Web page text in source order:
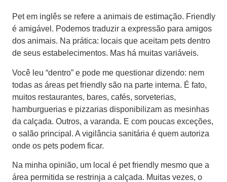
Pet em inglês se refere a animais de estimação. Friendly
é amigável. Podemos traduzir a expressão para amigos
dos animais. Na prática: locais que aceitam pets dentro
de seus estabelecimentos. Mas há muitas variáveis.
Você leu “dentro” e pode me questionar dizendo: nem
todas as áreas pet friendly são na parte interna. É fato,
muitos restaurantes, bares, cafés, sorveterias,
hamburguerias e pizzarias disponibilizam as mesinhas
da calçada. Outros, a varanda. E com poucas exceções,
o salão principal. A vigilância sanitária é quem autoriza
onde os pets podem ficar.
Na minha opinião, um local é pet friendly mesmo que a
área permitida se restrinja a calçada. Muitas vezes, o